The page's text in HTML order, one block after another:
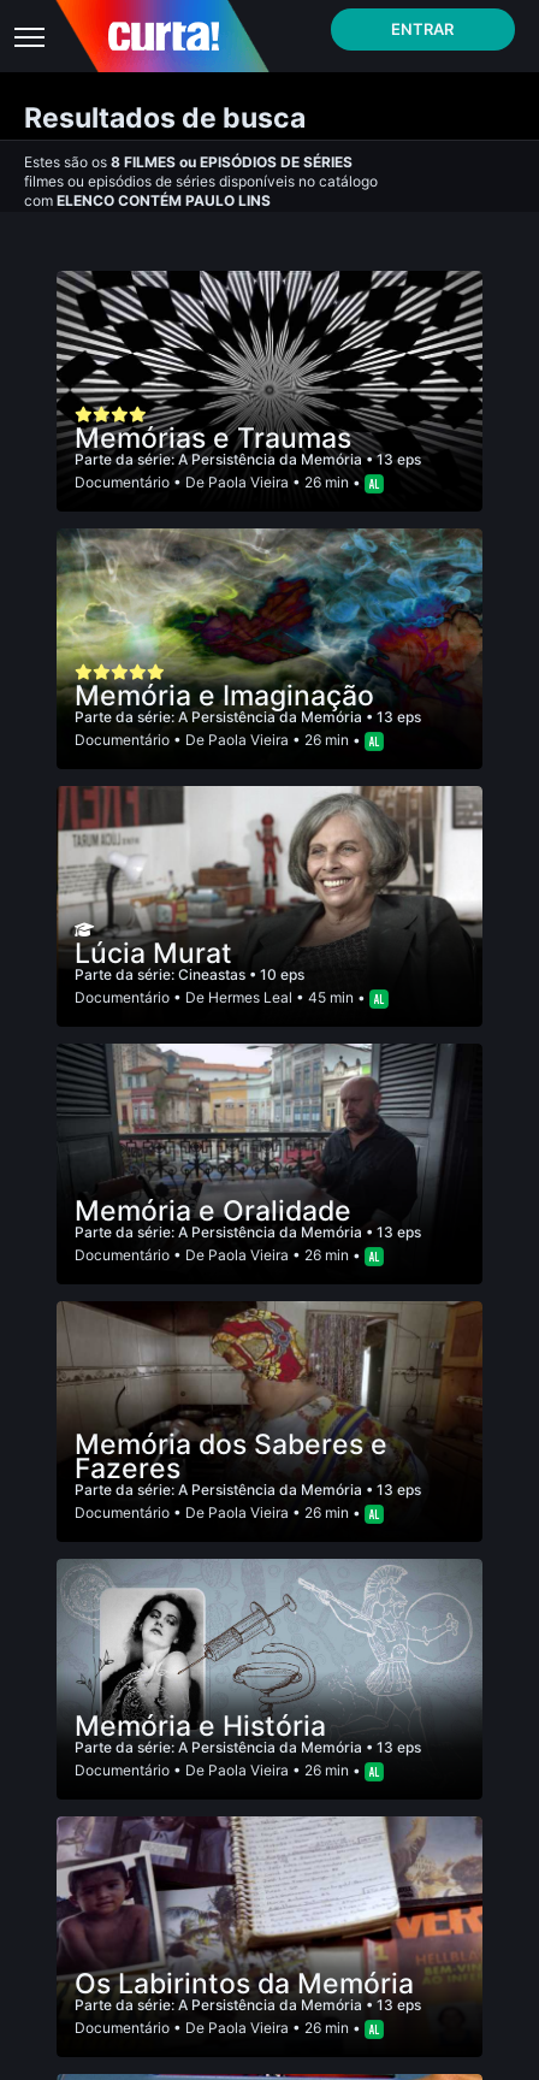
ENTRAR
Resultados de busca
Estes são os 8 FILMES ou EPISÓDIOS DE SÉRIES
filmes ou episódios de séries disponíveis no catálogo
com ELENCO CONTÉM PAULO LINS
Memórias e Traumas
Parte da série:A Persistência da Memória• 13 eps
Documentário • De Paola Vieira • 26 min •
Memória e Imaginação
Parte da série: A Persistência da Memória • 13 eps
Documentário • De Paola Vieira • 26 min •
Lúcia Murat
Parte da série: Cineastas • 10 eps
Documentário • De Hermes Leal • 45 min •
Memória e Oralidade
Parte da série: A Persistência da Memória • 13 eps
Documentário • De Paola Vieira • 26 min •
Memória dos Saberes e
Fazeres
Parte da série: A Persistência da Memória • 13 eps
Documentário • De Paola Vieira • 26 min •
Memória e História
Parte da série: A Persistência da Memória • 13 eps
Documentário • De Paola Vieira • 26 min •
Os Labirintos da Memória
Parte da série: A Persistência da Memória • 13 eps
Documentário • De Paola Vieira • 26 min •